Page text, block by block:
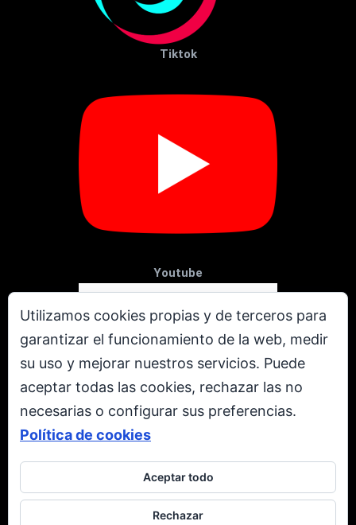
Utilizamos cookies propias y de terceros para
garantizar el funcionamiento de la web, medir
su uso y mejorar nuestros servicios. Puede
aceptar todas las cookies, rechazar las no
necesarias o configurar sus preferencias.
Política de cookies
Aceptar todo
Rechazar
Tiktok
Youtube
X